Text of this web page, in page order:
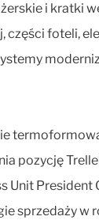
i kratki
części foteli,
pozycję
Unit President
sprzedaży w